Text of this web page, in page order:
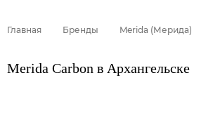
Главная Бренды Merida (Мерида)
Merida Carbon в Архангельске